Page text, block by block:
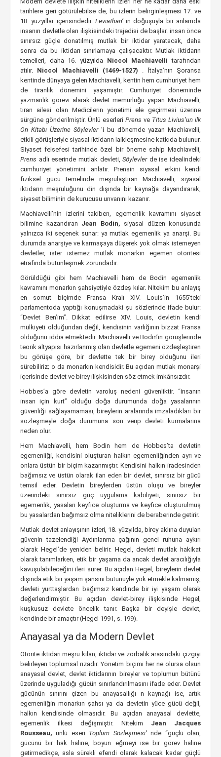
tarihlere geri götürülebilse de, bu izlerin belirginleşmesi 17. ve
18. yüzyıllar içerisindedir. Leviathan’ın doğuşuyla bir anlamda
insanın devletle olan ilişkisindeki trajedisi de başlar. insan önce
sınırsız güçle donatılmış mutlak bir iktidar yaratacak, daha
sonra da bu iktidarı sınırlamaya çalışacaktır. Mutlak iktidarın
temelleri, daha 16. yüzyılda Niccol Machiavellitarafından
atılır. Niccol Machiavelli (1469-1527) . İtalya’nın Şoransa
kentinde dünyaya gelen Machiavelli, kentin hem cumhuriyet hem
de tiranlık dönemini yaşamıştır. Cumhuriyet döneminde
yazmanlık görevi alarak devlet memurluğu yapan Machiavelli,
tiran ailesi olan Medicilerin yönetimi ele geçirmesi üzerine
sürgüne gönderilmiştir. Ünlü eserleri Prens ve Titus Livius’un ilk
On Kitabı Üzerine Söylevler ’i bu dönemde yazan Machiavelli,
etkili görüşleriyle siyasal iktidarın laikleşmesine katkıda bulunur.
Siyaset felsefesi tarihinde özel bir öneme sahip Machiavelli,
Prens adlı eserinde mutlak devleti,Söylevler de ise idealindeki
cumhuriyet yönetimini anlatır. Prensin siyasal erkini kendi
fiziksel gücü temelinde meşrulaştıran Machiavelli, siyasal
iktidarın meşruluğunu din dışında bir kaynağa dayandırarak,
siyaset biliminin de kurucusu unvanını kazanır.
Machiavelli’nin izlerini takiben, egemenlik kavramını siyaset
bilimine kazandıran Jean Bodin, siyasal düzen konusunda
yalnızca iki seçenek sunar: ya mutlak egemenlik ya anarşi. Bu
durumda anarşiye ve karmaşaya düşerek yok olmak istemeyen
devletler, ister istemez mutlak monarkın egemen otoritesi
etrafında bütünleşmek zorundadır.
Görüldüğü gibi hem Machiavelli hem de Bodin egemenlik
kavramını monarkın şahsiyetiyle özdeş kılar. Nitekim bu anlayış
en somut biçimde Fransa Kralı XIV. Louis’in 1655’teki
parlamentoda yaptığı konuşmadaki şu sözlerinde ifade bulur:
“Devlet Ben’im”. Dikkat edilirse XIV. Louis, devletin kendi
mülkiyeti olduğundan değil, kendisinin varlığının bizzat Fransa
olduğunu iddia etmektedir. Machiavelli ve Bodin’in görüşlerinde
teorik altyapısı hazırlanmış olan devletle egemeni özdeşleştiren
bu görüşe göre, bir devlette tek bir birey olduğunu ileri
sürebiliriz; o da monarkın kendisidir. Bu açıdan mutlak monarşi
içerisinde devlet ve birey ilişkisinden söz etmek imkânsızdır.
Hobbes’a göre devletin varoluş nedeni güvenliktir. “insanın
insan için kurt” olduğu doğa durumunda doğa yasalarının
güvenliği sağlayamaması, bireylerin aralarında imzaladıkları bir
sözleşmeyle doğa durumuna son verip devleti kurmalarına
neden olur.
Hem Machiavelli, hem Bodin hem de Hobbes’ta devletin
egemenliği, kendisini oluşturan halkın egemenliğinden ayrı ve
onlara üstün bir biçim kazanmıştır. Kendisini halkın iradesinden
bağımsız ve üstün olarak ilan eden bir devlet, sınırsız bir gücü
temsil eder. Devletin bireylerden üstün oluşu ve bireyler
üzerindeki sınırsız güç uygulama kabiliyeti, sınırsız bir
egemenlik, yasaları keyfice oluşturma ve keyfice oluşturulmuş
bu yasalardan bağımsız olma niteliklerini de beraberinde getirir.
Mutlak devlet anlayışının izleri, 18. yüzyılda, birey aklına duyulan
güvenin tazelendiği Aydınlanma çağının genel ruhuna aykırı
olarak Hegel’de yeniden belirir. Hegel, devleti mutlak hakikat
olarak tanımlarken, etik bir yaşama da ancak devlet aracılığıyla
kavuşulabileceğini ileri sürer. Bu açıdan Hegel, bireylerin devlet
dışında etik bir yaşam şansını bütünüyle yok etmekle kalmamış,
devleti yurttaşlardan bağımsız kendinde bir iyi yaşam olarak
değerlendirmiştir. Bu açıdan devlet-birey ilişkisinde Hegel,
kuşkusuz devlete öncelik tanır. Başka bir deyişle devlet,
kendinde bir amaçtır (Hegel 1991, s. 199).
Anayasal ya da Modern Devlet
Otorite iktidarı meşru kılan, iktidar ve zorbalık arasındaki çizgiyi
belirleyen toplumsal rızadır. Yönetim biçimi her ne olursa olsun
anayasal devlet, devlet iktidarının bireyler ve toplumun bütünü
üzerinde uyguladığı gücün sınırlandırılmasını ifade eder. Devlet
gücünün sınırını çizen bu anayasallığı n kaynağı ise, artık
egemenliğin monarkın şahsı ya da devletin yüce gücü değil,
halkın kendisinde olmasıdır. Bu açıdan anayasal devlette,
egemenlik ilkesi değişmiştir. Nitekim Jean Jacques
Rousseau,ünlü eseri Toplum Sözleşmesi’nde “güçlü olan,
gücünü bir hak haline, boyun eğmeyi ise bir görev haline
getirmedikçe, asla sürekli efendi olarak kalacak kadar güçlü